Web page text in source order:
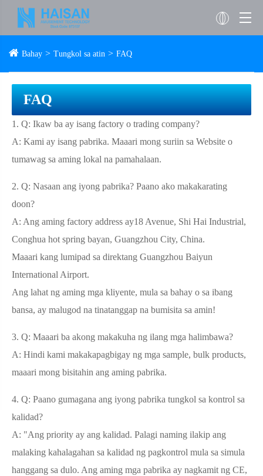
Bahay Tungkol sa atin FAQ
FAQ
1. Q: Ikaw ba ay isang factory o trading company?
A: Kami ay isang pabrika. Maaari mong suriin sa Website o
tumawag sa aming lokal na pamahalaan.
2. Q: Nasaan ang iyong pabrika? Paano ako makakarating
doon?
A: Ang aming factory address ay18 Avenue, Shi Hai Industrial,
Conghua hot spring bayan, Guangzhou City, China.
Maaari kang lumipad sa direktang Guangzhou Baiyun
International Airport.
Ang lahat ng aming mga kliyente, mula sa bahay o sa ibang
bansa, ay malugod na tinatanggap na bumisita sa amin!
3. Q: Maaari ba akong makakuha ng ilang mga halimbawa?
A: Hindi kami makakapagbigay ng mga sample, bulk products,
maaari mong bisitahin ang aming pabrika.
4. Q: Paano gumagana ang iyong pabrika tungkol sa kontrol sa
kalidad?
A: "Ang priority ay ang kalidad. Palagi naming ilakip ang
malaking kahalagahan sa kalidad ng pagkontrol mula sa simula
hanggang sa dulo. Ang aming mga pabrika ay nagkamit ng CE,